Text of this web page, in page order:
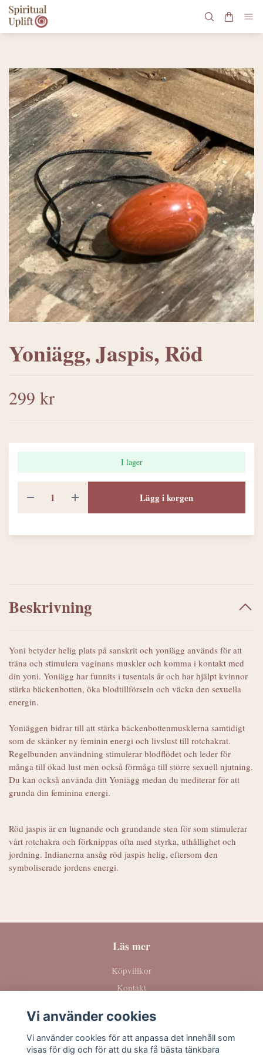
Yoniägg, Jaspis, Röd
299 kr
I lager
Lägg i korgen
Beskrivning
Yoni betyder helig plats på sanskrit och yoniägg används för att
träna och stimulera vaginans muskler och komma i kontakt med
din yoni. Yoniägg har funnits i tusentals år och har hjälpt kvinnor
stärka bäckenbotten, öka blodtillförseln och väcka den sexuella
energin.
Yoniäggen bidrar till att stärka bäckenbottenmusklerna samtidigt
som de skänker ny feminin energi och livslust till rotchakrat.
Regelbunden användning stimulerar blodflödet och leder för
många till ökad lust men också förmåga till större sexuell njutning.
Du kan också använda ditt Yoniägg medan du mediterar för att
grunda din feminina energi.
Röd jaspis är en lugnande och grundande sten för som stimulerar
vårt rotchakra och förknippas ofta med styrka, uthållighet och
jordning. Indianerna ansåg röd jaspis helig, eftersom den
symboliserade jordens energi.
Läs mer
Köpvillkor
Kontakt
Sociala medier
Vi använder cookies
Vi använder cookies för att anpassa det innehåll som
visas för dig och för att du ska få bästa tänkbara